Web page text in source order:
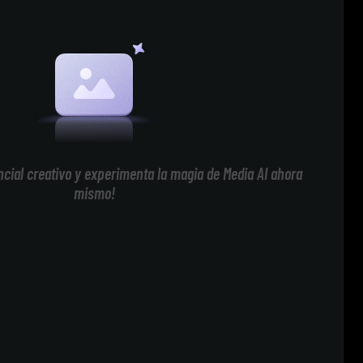
creativo y experimenta la magia de Media AI ahora
mismo!